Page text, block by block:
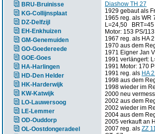
BRU-Bruinisse
KG-Collijnsplaat
DZ-Delfzijl
EH-Enkhuizen
GM-Genemuiden
GO-Goedereede
GOE-Goes
HA-Harlingen
HD-Den Helder
HK-Harderwijk
KW-Katwijk
LO-Lauwersoog
LE-Lemmer
OD-Ouddorp
OL-Oostdongeradeel
Diashow TH 27
1929 gebaut als
1965 reg. als WR
L=24,50 BRT=45
Motor: 153 PS/
1967 reg. als HA
1970 aus dem
1971 Eigner Jan
1991 verlängert:
1991 Motor: 170
1991 reg. als HA
1998 aus dem
1998 wieder im
2000 neu
2002 aus dem
2002 wieder im
2004 aus dem
2005 verkauft an
2007 reg. als ZZ